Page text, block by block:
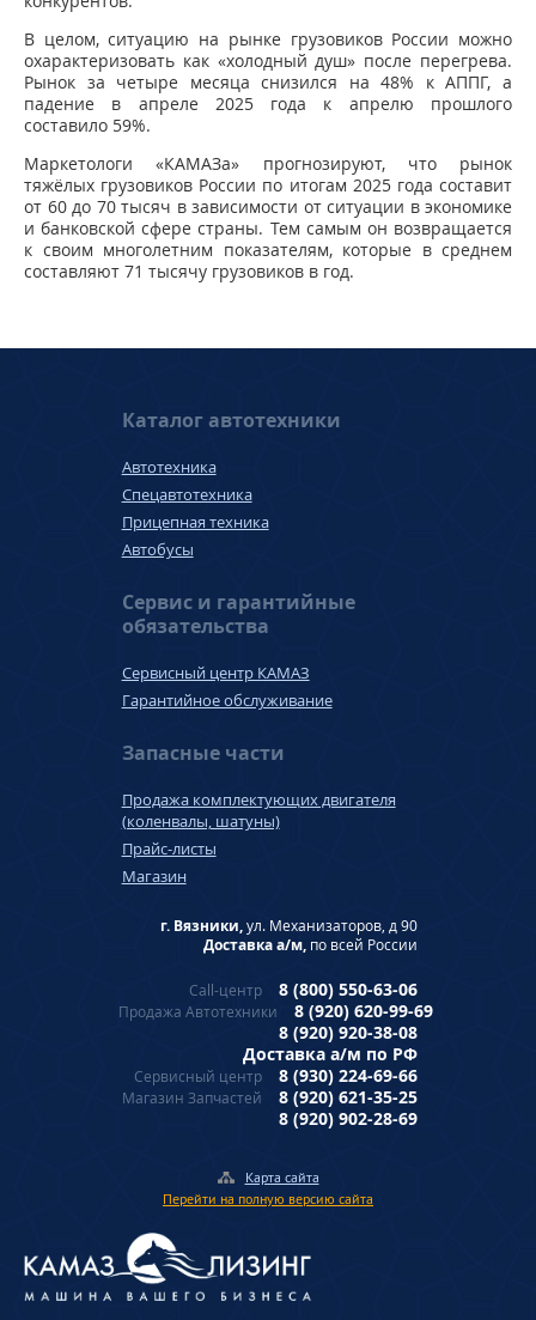
В целом, ситуацию на рынке грузовиков России можно
охарактеризовать как «холодный душ» после перегрева.
Рынок за четыре месяца снизился на 48% к АППГ, а
падение в апреле 2025 года к апрелю прошлого
составило 59%.
Маркетологи «КАМАЗа» прогнозируют, что рынок
тяжёлых грузовиков России по итогам 2025 года составит
от 60 до 70 тысяч в зависимости от ситуации в экономике
и банковской сфере страны. Тем самым он возвращается
к своим многолетним показателям, которые в среднем
составляют 71 тысячу грузовиков в год.
Каталог автотехники
Автотехника
Спецавтотехника
Прицепная техника
Автобусы
Сервис и гарантийные
обязательства
Сервисный центр КАМАЗ
Гарантийное обслуживание
Запасные части
Продажа комплектующих двигателя
(коленвалы, шатуны)
Прайс-листы
Магазин
г. Вязники,ул. Механизаторов, д 90
Доставка а/м, по всей России
Call-центр 8 (800) 550-63-06
Продажа Автотехники
8 (920) 620-99-69
8 (920) 920-38-08
Доставка а/м по РФ
Сервисный центр 8 (930) 224-69-66
Магазин Запчастей
8 (920) 621-35-25
8 (920) 902-28-69
Карта сайта
Перейти на полную версию сайта